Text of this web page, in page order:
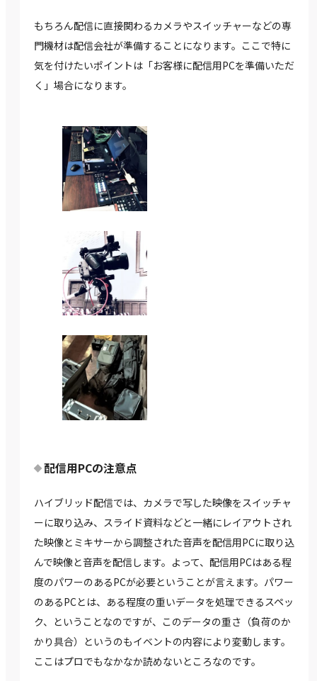
もちろん配信に直接関わるカメラやスイッチャーなどの専
門機材は配信会社が準備することになります。ここで特に
気を付けたいポイントは「お客様に配信用PCを準備いただ
く」場合になります。
配信用PCの注意点
ハイブリッド配信では、カメラで写した映像をスイッチャ
ーに取り込み、スライド資料などと一緒にレイアウトされ
た映像とミキサーから調整された音声を配信用PCに取り込
んで映像と音声を配信します。よって、配信用PCはある程
度のパワーのあるPCが必要ということが言えます。パワー
のあるPCとは、ある程度の重いデータを処理できるスペッ
ク、ということなのですが、このデータの重さ（負荷のか
かり具合）というのもイベントの内容により変動します。
ここはプロでもなかなか読めないところなのです。